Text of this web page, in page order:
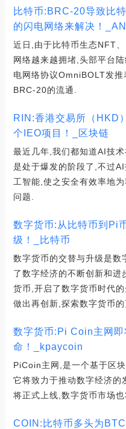
比特币:BRC-20导致比
的闪电网络来解决！
近日,由于比特币生态NFT
网络越来越拥堵,头部平台
电网络协议OmniBOLT发
BRC-20的流通.
RIN:香港交易所（HKD
个IEO项目！_区块链
最近几年,我们都知道AI技
是处于爆发的阶段了,不过
工智能,使之安全有效率地
问题.
数字货币:从比特币到Pi
级！_比特币
数字货币的交替与升级是数
了数字经济的不断创新和进
货币,开启了数字货币时代
做出再创新,探索数字货币的
数字货币:Pi Coin主网
命！_kpaycoin
PiCoin主网,是一个基于区
它将致力于推动数字经济
将正式上线,数字货币市场
COIN:比特币多头为